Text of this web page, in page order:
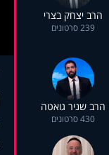
הרב יצחק בצרי
239 סרטונים
הרב שניר גואטה
430 סרטונים